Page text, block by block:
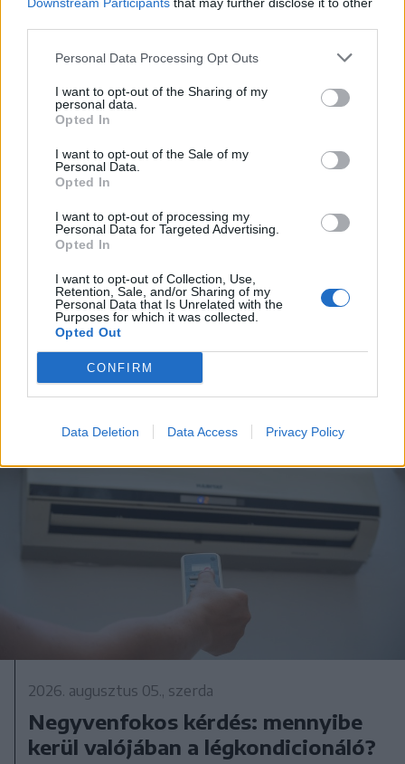
Personal Data Processing Opt Outs
I want to opt-out of the Sharing of my
personal data.
Opted In
I want to opt-out of the Sale of my
Personal Data.
Opted In
I want to opt-out of processing my
Personal Data for Targeted Advertising.
Opted In
I want to opt-out of Collection, Use,
Retention, Sale, and/or Sharing of my
Personal Data that Is Unrelated with the
Purposes for which it was collected.
Opted Out
CONFIRM
Data Deletion Data Access Privacy Policy
2026. augusztus 06., csütörtök
Simion: már sok támogató aláírás
összegyűlt Nicușor Dan
felfüggesztésére
2026. augusztus 05., szerda
Negyvenfokos kérdés: mennyibe
kerül valójában a légkondicionáló?